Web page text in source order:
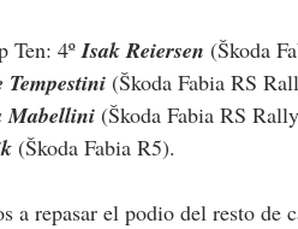
Ten: 4º Isak Reiersen (Škoda
Tempestini (Škoda Fabia RS
Mabellini (Škoda Fabia RS
(Škoda Fabia R5).
a repasar el podio del resto de